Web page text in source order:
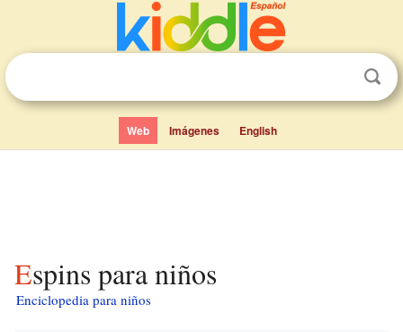
Web Imágenes English
Espins para niños
Enciclopedia para niños